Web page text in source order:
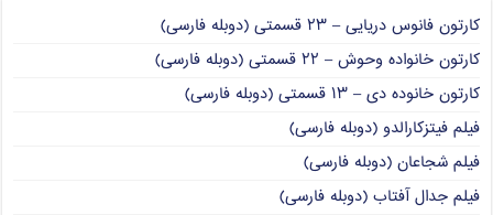
کارتون فانوس دریایی – ۲۳ قسمتی (دوبله فارسی)
کارتون خانواده وحوش – ۲۲ قسمتی (دوبله فارسی)
کارتون خانوده دی – ۱۳ قسمتی (دوبله فارسی)
فیلم فیتزکارالدو (دوبله فارسی)
فیلم شجاعان (دوبله فارسی)
فیلم جدال آفتاب (دوبله فارسی)